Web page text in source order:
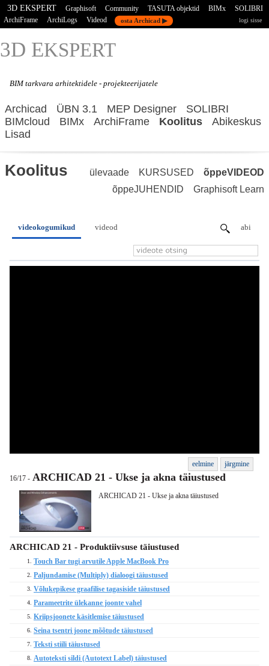
3D EKSPERT Graphisoft Community TASUTA objektid BIMx
SOLIBRI
ArchiFrame
ArchiLogs Videod osta Archicad ▶ logi sisse
3D EKSPERT
BIM tarkvara arhitektidele - projekteerijatele
Archicad ÜBN 3.1 MEP Designer
SOLIBRI
BIMcloud
BIMx ArchiFrame Koolitus
Abikeskus
Lisad
Koolitus ülevaade KURSUSED
õppeVIDEOD
õppeJUHENDID
Graphisoft Learn
videokogumikud videod abi
eelmine
järgmine
16/17 - ARCHICAD 21 - Ukse ja akna täiustused
ARCHICAD 21 - Ukse ja akna täiustused
ARCHICAD 21 - Produktiivsuse täiustused
1. Touch Bar tugi arvutile Apple MacBook Pro
2. Paljundamise (Multiply) dialoogi täiustused
3. Võlukepikese graafilise tagasiside täiustused
4. Parameetrite ülekanne joonte vahel
5. Kriipsjoonete käsitlemise täiustused
6. Seina tsentri joone mõõtude täiustused
7. Teksti stiili täiustused
8. Autoteksti sildi (Autotext Label) täiustused